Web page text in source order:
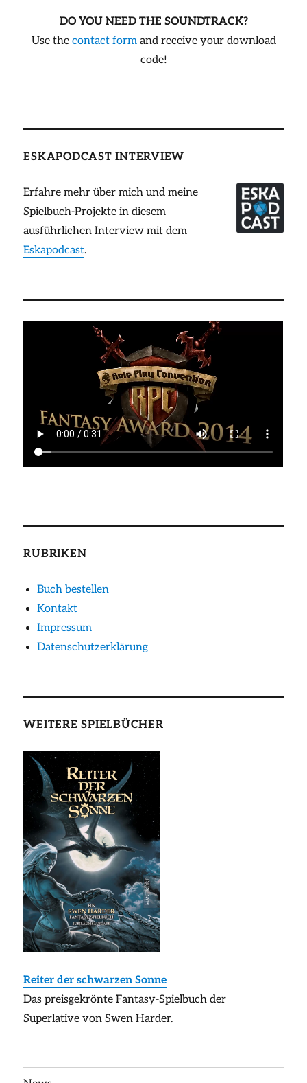
DO YOU NEED THE SOUNDTRACK?
Use the contact formand receive your download
code!
ESKAPODCAST INTERVIEW
Erfahre mehr über mich und meine
Spielbuch-Projekte in diesem
ausführlichen Interview mit dem
Eskapodcast.
RUBRIKEN
Buch bestellen
Kontakt
Impressum
Datenschutzerklärung
WEITERE SPIELBÜCHER
Reiter der schwarzen Sonne
Das preisgekrönte Fantasy-Spielbuch der
Superlative von Swen Harder.